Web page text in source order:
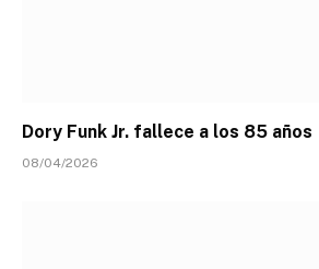
Dory Funk Jr. fallece a los 85 años
08/04/2026